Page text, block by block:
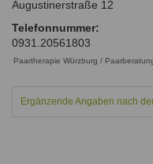
Qualitätssicherung
Qualität unserer
Familienthemen
Systemischer
Ausbildungsinstitute
Fortbildungen
Information über
Links
Formular zur
Augustinerstraße 12
Telefonnummer:
0931.20561803
Paartherapie Würzburg /
Ergänzende Angaben nach